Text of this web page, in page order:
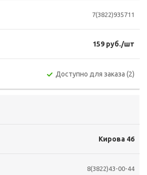
7(3822)935711
159 руб./шт
Доступно для заказа (2)
Кирова 46
8(3822)43-00-44